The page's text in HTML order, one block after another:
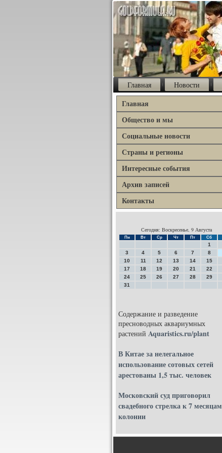
Главная Новости
Главная
Общество и мы
Социальные новости
Страны и регионы
Интересные события
Архив записей
Контакты
Сегодня: Воскресенье, 9 Августа
Пн Вт Ср Чт Пт Сб
1
3
4 5 6 7 8
10
11 12 13 14 15
17
18 19 20 21 22
24
25 26 27 28 29
31
Содержание и разведение
пресноводных аквариумных
растений Aquaristics.ru/plant
В Китае за нелегальное
использование сотовых сетей
арестованы 1,5 тыс. человек
Московский суд приговорил
свадебного стрелка к 7 месяцам
колонии